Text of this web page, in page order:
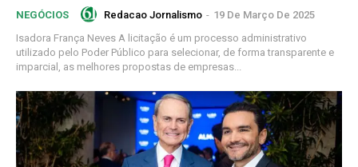
NEGÓCIOS Redacao Jornalismo - 19 De Março De 2025
Isadora França Neves A licitação é um processo administrativo
utilizado pelo Poder Público para selecionar, de forma transparente e
imparcial, as melhores propostas de empresas...